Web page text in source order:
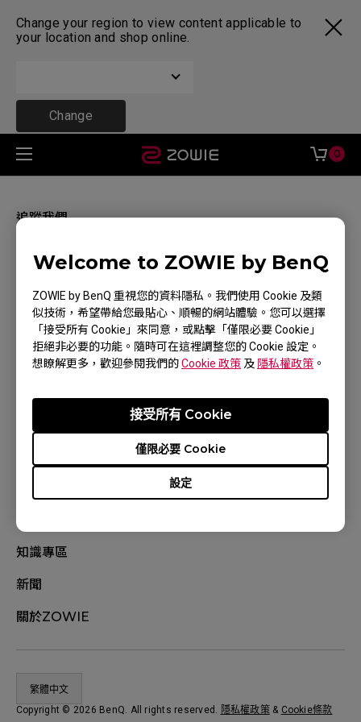
Change your region to view content applicable to
your location and shop online.
Change
Welcome to ZOWIE by BenQ
ZOWIE by BenQ 重視您的資料隱私。我們使用 Cookie 及類
似技術，希望帶給您最貼心、順暢的網站體驗。您可以選擇
「接受所有 Cookie」來同意，或點擊「僅限必要 Cookie」
拒絕非必要的功能。隨時可在這裡調整您的 Cookie 設定。
想瞭解更多，歡迎參閱我們的Cookie 政策 及 隱私權政策 。
設定
僅限必要 Cookie
接受所有 Cookie
0
追蹤我們
尋找銷售據點
體驗地點
聯絡我們
知識專區
新聞
關於ZOWIE
繁體中文
Copyright © 2026 BenQ. All rights reserved. 隱私權政策& Cookie條款